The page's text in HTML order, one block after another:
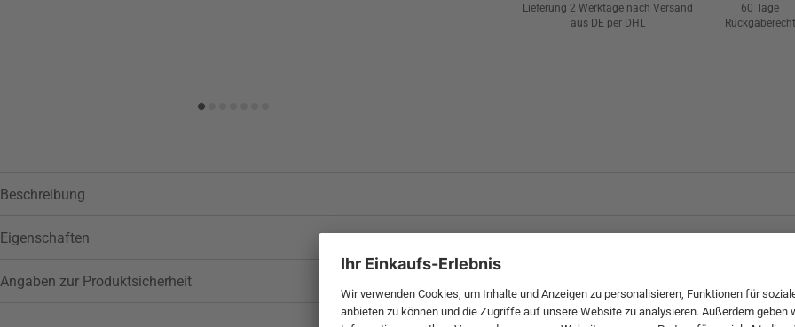
Lieferung 2 Werktage nach Versand
aus DE per DHL
60 Tage
Rückgaberecht
Beschreibung
Eigenschaften
Angaben zur Produktsicherheit